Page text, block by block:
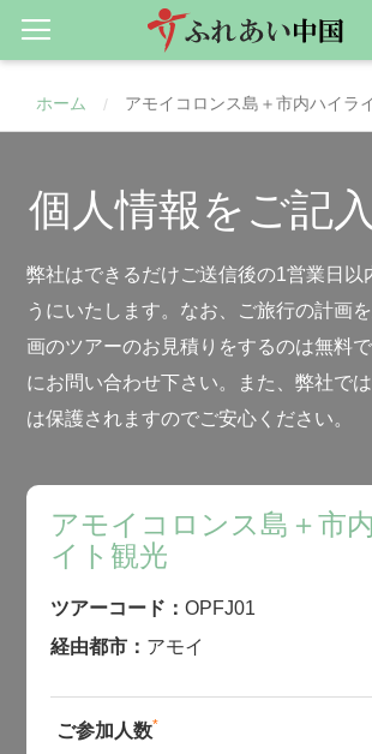
ホーム / アモイコロンス島＋市内ハイラ
個人情報をご記
弊社はできるだけご送信後の1営業日以
うにいたします。なお、ご旅行の計画
画のツアーのお見積りをするのは無料
にお問い合わせ下さい。また、弊社で
は保護されますのでご安心ください。
アモイコロンス島＋市
イト観光
ツアーコード：OPFJ01
経由都市： アモイ
ご参加人数*